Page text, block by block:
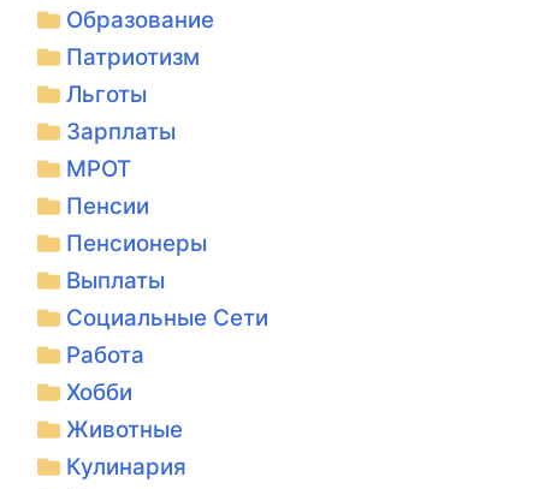
Образование
Патриотизм
Льготы
Зарплаты
МРОТ
Пенсии
Пенсионеры
Выплаты
Социальные Сети
Работа
Хобби
Животные
Кулинария